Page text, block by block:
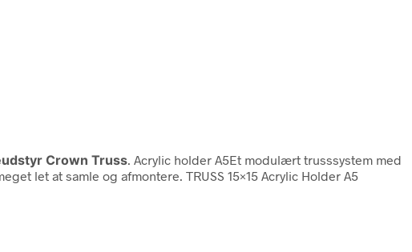
Crown Truss . Acrylic holder A5Et modulært trusssystem med
let at samle og afmontere. TRUSS 15×15 Acrylic Holder A5